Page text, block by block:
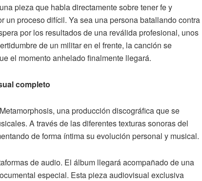
pieza que habla directamente sobre tener fe y
un proceso difícil. Ya sea una persona batallando contra
por los resultados de una reválida profesional, unos
de un militar en el frente, la canción se
el momento anhelado finalmente llegará.
completo
una producción discográfica que se
A través de las diferentes texturas sonoras del
de forma íntima su evolución personal y musical.
de audio. El álbum llegará acompañado de una
especial. Esta pieza audiovisual exclusiva